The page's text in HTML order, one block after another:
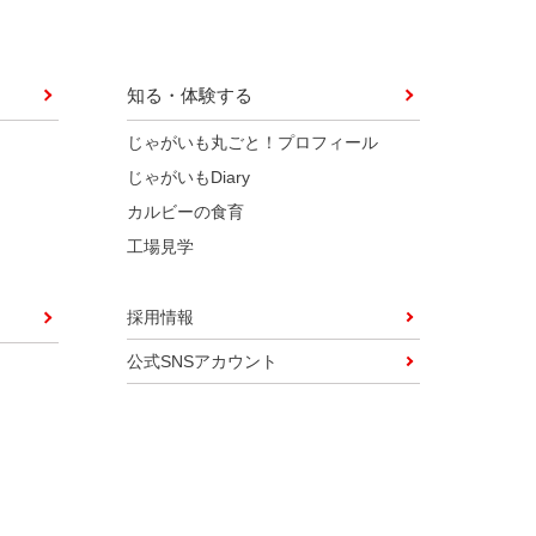
知る・体験する
じゃがいも丸ごと！プロフィール
じゃがいもDiary
カルビーの食育
工場見学
採用情報
公式SNSアカウント